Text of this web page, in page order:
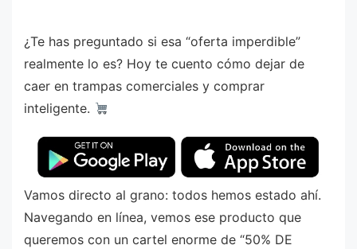
¿Te has preguntado si esa “oferta imperdible”
realmente lo es? Hoy te cuento cómo dejar de
caer en trampas comerciales y comprar
inteligente.
Vamos directo al grano: todos hemos estado ahí.
Navegando en línea, vemos ese producto que
queremos con un cartel enorme de “50% DE